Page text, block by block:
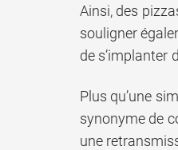
Ainsi, des
souligner
de s’implanter
Plus qu’une
synonyme de
une